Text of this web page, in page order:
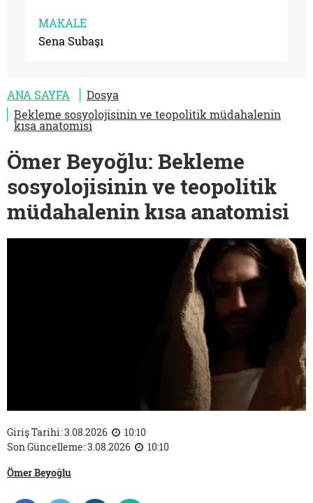
MAKALE
Sena Subaşı
ANA SAYFA
Dosya
Bekleme sosyolojisinin ve teopolitik müdahalenin
kısa anatomisi
Ömer Beyoğlu: Bekleme
sosyolojisinin ve teopolitik
müdahalenin kısa anatomisi
Giriş Tarihi: 3.08.2026
10:10
Son Güncelleme: 3.08.2026
10:10
Ömer Beyoğlu